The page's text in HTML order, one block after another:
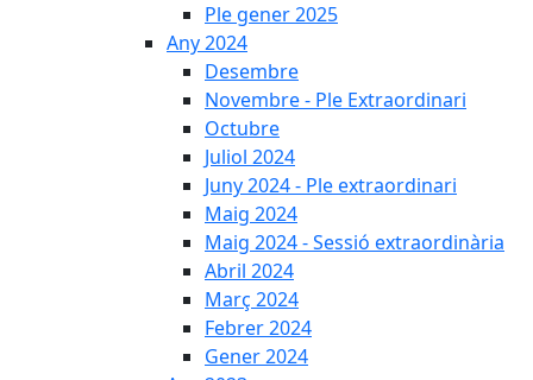
Ple gener 2025
Any 2024
Desembre
Novembre - Ple Extraordinari
Octubre
Juliol 2024
Juny 2024 - Ple extraordinari
Maig 2024
Maig 2024 - Sessió extraordinària
Abril 2024
Març 2024
Febrer 2024
Gener 2024